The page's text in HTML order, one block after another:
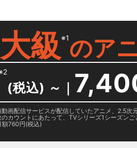
級 ※1のア
(税込) ～ ｜
画配信サービスが配信していたアニメ、2.5
カウントにあたって、TVシリーズ1シーズンご
額760円(税込)